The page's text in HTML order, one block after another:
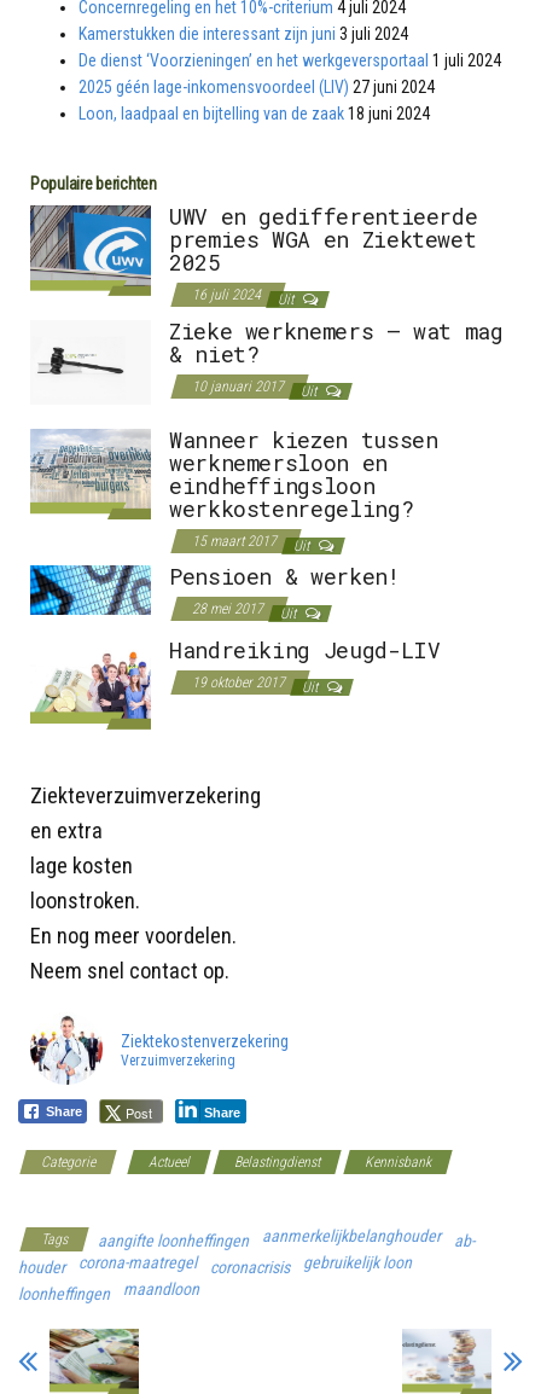
Concernregeling en het 10%-criterium 4 juli 2024
Kamerstukken die interessant zijn juni 3 juli 2024
De dienst ‘Voorzieningen’ en het werkgeversportaal 1 juli 2024
2025 géén lage-inkomensvoordeel (LIV) 27 juni 2024
Loon, laadpaal en bijtelling van de zaak18 juni 2024
Populaire berichten
UWV en gedifferentieerde
premies WGA en Ziektewet
2025
16 juli 2024 Uit
Zieke werknemers – wat mag
& niet?
10 januari 2017 Uit
Wanneer kiezen tussen
werknemersloon en
eindheffingsloon
werkkostenregeling?
15 maart 2017 Uit
Pensioen & werken!
28 mei 2017 Uit
Handreiking Jeugd-LIV
19 oktober 2017 Uit
Ziekteverzuimverzekering
en extra
lage kosten
loonstroken.
En nog meer voordelen.
Neem snel contact op.
Ziektekostenverzekering
Verzuimverzekering
Share Post Share
Categorie Actueel Belastingdienst
Kennisbank
Tags aangifte loonheffingen aanmerkelijkbelanghouder
ab-
houder
corona-maatregel coronacrisis
gebruikelijk loon
loonheffingen
maandloon